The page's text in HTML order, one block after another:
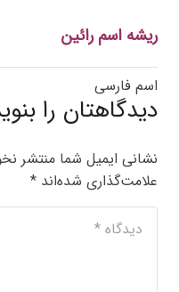
ریشه اسم رائین
اسم فارسی
دیدگاهتان را
نشانی ایمیل شما منتشر
علامت‌گذاری شده‌اند *